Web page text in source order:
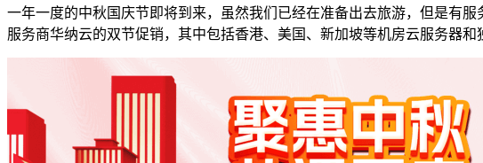
一年一度的中秋国庆节即将到来，虽然我们已经在准备出去旅游，但是有
服务商华纳云的双节促销，其中包括香港、美国、新加坡等机房云服务器